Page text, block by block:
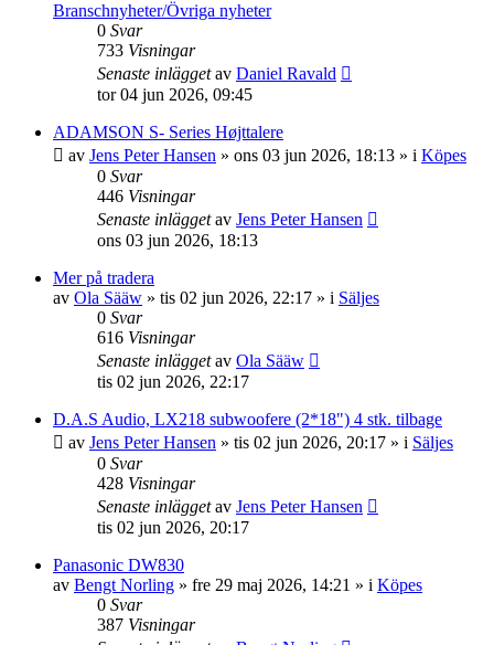
Branschnyheter/Övriga nyheter
0 Svar
733 Visningar
Senaste inläggetav Daniel Ravald
tor 04 jun 2026, 09:45
ADAMSON S- Series Højttalere
av Jens Peter Hansen » ons 03 jun 2026, 18:13 » i Köpes
0 Svar
446 Visningar
Senaste inläggetav Jens Peter Hansen
ons 03 jun 2026, 18:13
Mer på tradera
av Ola Sääw » tis 02 jun 2026, 22:17 » i Säljes
0 Svar
616 Visningar
Senaste inläggetav Ola Sääw
tis 02 jun 2026, 22:17
D.A.S Audio, LX218 subwoofere (2*18") 4 stk. tilbage
av Jens Peter Hansen » tis 02 jun 2026, 20:17 » i Säljes
0 Svar
428 Visningar
Senaste inläggetav Jens Peter Hansen
tis 02 jun 2026, 20:17
Panasonic DW830
av Bengt Norling » fre 29 maj 2026, 14:21 » i Köpes
0 Svar
387 Visningar